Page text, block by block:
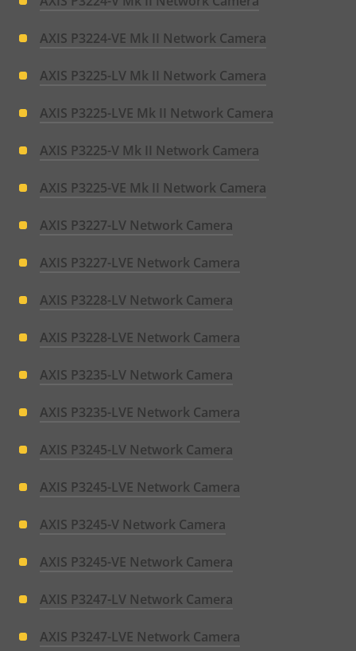
AXIS P3224-VE Mk II Network Camera
AXIS P3225-LV Mk II Network Camera
AXIS P3225-LVE Mk II Network Camera
AXIS P3225-V Mk II Network Camera
AXIS P3225-VE Mk II Network Camera
AXIS P3227-LV Network Camera
AXIS P3227-LVE Network Camera
AXIS P3228-LV Network Camera
AXIS P3228-LVE Network Camera
AXIS P3235-LV Network Camera
AXIS P3235-LVE Network Camera
AXIS P3245-LV Network Camera
AXIS P3245-LVE Network Camera
AXIS P3245-V Network Camera
AXIS P3245-VE Network Camera
AXIS P3247-LV Network Camera
AXIS P3247-LVE Network Camera